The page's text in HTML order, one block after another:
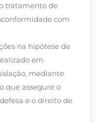
tratamento de
com
na hipótese de
em
mediante
que assegure o
e o direito de